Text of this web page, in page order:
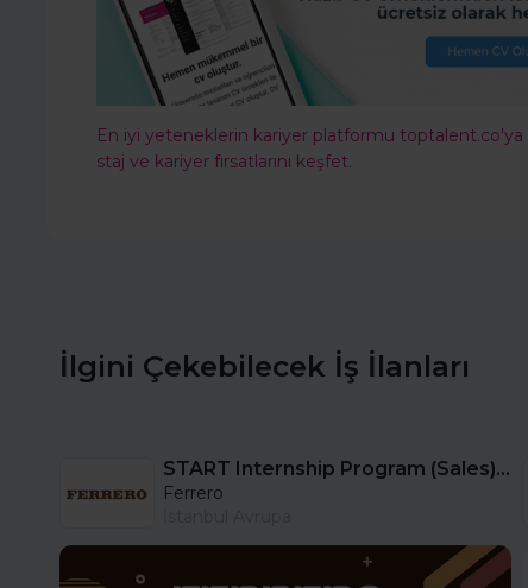
En iyi yeteneklerin kariyer platformu toptalent.co'ya
staj ve kariyer fırsatlarını keşfet.
İlgini Çekebilecek İş İlanları
START Internship Program (Sales) - Istanbul
Ferrero